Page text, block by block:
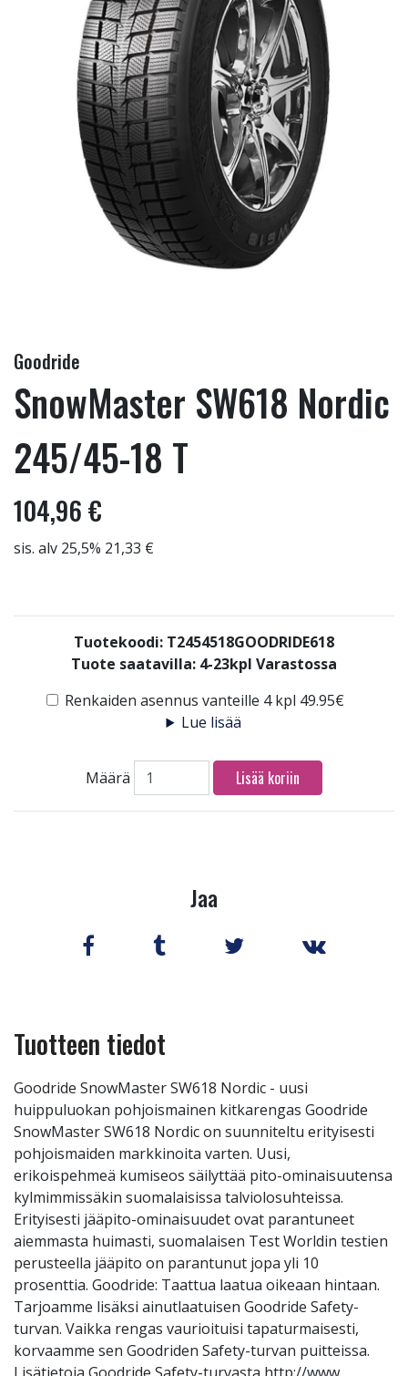
Goodride
SnowMaster SW618 Nordic
245/45-18 T
104,96 €
sis. alv 25,5% 21,33 €
Tuotekoodi: T2454518GOODRIDE618
Tuote saatavilla: 4-23kpl Varastossa
Renkaiden asennus vanteille 4 kpl 49.95€
Lue lisää
Määrä Lisää koriin
Jaa
Tuotteen tiedot
Goodride SnowMaster SW618 Nordic - uusi
huippuluokan pohjoismainen kitkarengas Goodride
SnowMaster SW618 Nordic on suunniteltu erityisesti
pohjoismaiden markkinoita varten. Uusi,
erikoispehmeä kumiseos säilyttää pito-ominaisuutensa
kylmimmissäkin suomalaisissa talviolosuhteissa.
Erityisesti jääpito-ominaisuudet ovat parantuneet
aiemmasta huimasti, suomalaisen Test Worldin testien
perusteella jääpito on parantunut jopa yli 10
prosenttia. Goodride: Taattua laatua oikeaan hintaan.
Tarjoamme lisäksi ainutlaatuisen Goodride Safety-
turvan. Vaikka rengas vaurioituisi tapaturmaisesti,
korvaamme sen Goodriden Safety-turvan puitteissa.